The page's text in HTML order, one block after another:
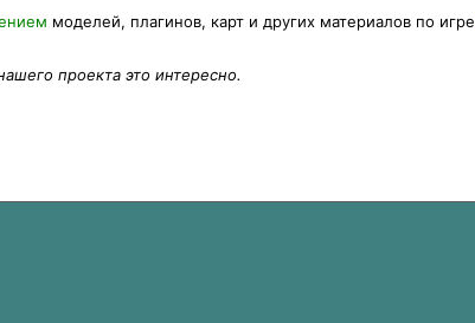
моделей, плагинов, карт и других материалов по игре
проекта это интересно.